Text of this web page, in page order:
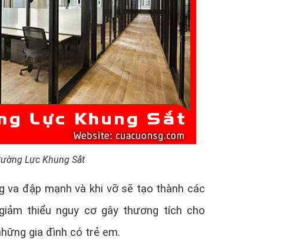
Lực Khung Sắt
va đập mạnh và khi vỡ sẽ tạo thành các
thiểu nguy cơ gây thương tích cho
gia đình có trẻ em.